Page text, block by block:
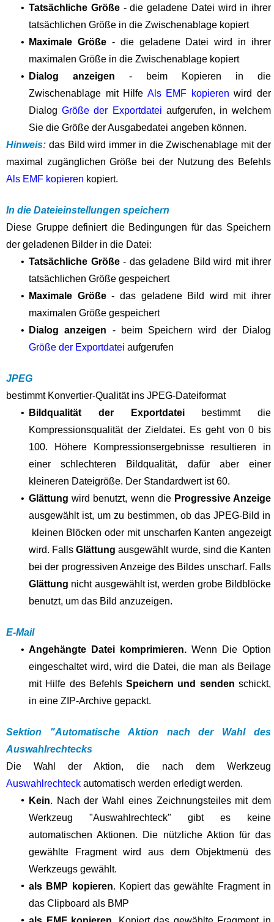
• Tatsächliche Größe- die geladene Datei wird in ihrer
tatsächlichen Größe in die Zwischenablage kopiert
•
Maximale Größe- die geladene Datei wird in ihrer
maximalen Größe in die Zwischenablage kopiert
•
Dialog anzeigen - beim Kopieren in die
Zwischenablage mit Hilfe Als EMF kopieren wird der
DialogGröße der Exportdatei aufgerufen, in welchem
Sie die Größe der Ausgabedatei angeben können.
Hinweis: das Bild wird immer in die Zwischenablage mit der
maximal zugänglichen Größe bei der Nutzung des Befehls
Als EMF kopieren kopiert.
In die Dateieinstellungen speichern
Diese Gruppe definiert die Bedingungen für das Speichern
der geladenen Bilder in die Datei:
• Tatsächliche Größe- das geladene Bild wird mit ihrer
tatsächlichen Größe gespeichert
•
Maximale Größe- das geladene Bild wird mit ihrer
maximalen Größe gespeichert
•
Dialog anzeigen - beim Speichern wird der Dialog
Größe der Exportdatei aufgerufen
JPEG
bestimmt Konvertier-Qualität ins JPEG-Dateiformat
•
Bildqualität der Exportdateibestimmt die
Kompressionsqualität der Zieldatei. Es geht von 0 bis
100. Höhere Kompressionsergebnisse resultieren in
einer schlechteren Bildqualität, dafür aber einer
kleineren Dateigröße. Der Standardwert ist 60.
• Glättungwird benutzt, wenn die Progressive Anzeige
ausgewählt ist, um zu bestimmen, ob das JPEG-Bild in
kleinen Blöcken oder mit unscharfen Kanten angezeigt
wird. FallsGlättung ausgewählt wurde, sind die Kanten
bei der progressiven Anzeige des Bildes unscharf. Falls
Glättung nicht ausgewählt ist, werden grobe Bildblöcke
benutzt, um das Bild anzuzeigen.
E-Mail
• Angehängte Datei komprimieren. Wenn Die Option
eingeschaltet wird, wird die Datei, die man als Beilage
mit Hilfe des BefehlsSpeichern und sendenschickt,
in eine ZIP-Archive gepackt.
Sektion "Automatische Aktion nach der Wahl des
Auswahlrechtecks
Die Wahl der Aktion, die nach dem Werkzeug
Auswahlrechteck automatisch werden erledigt werden.
• Kein. Nach der Wahl eines Zeichnungsteiles mit dem
Werkzeug "Auswahlrechteck" gibt es keine
automatischen Aktionen. Die nützliche Aktion für das
gewählte Fragment wird aus dem Objektmenü des
Werkzeugs gewählt.
• als BMP kopieren. Kopiert das gewählte Fragment in
das Clipboard als BMP